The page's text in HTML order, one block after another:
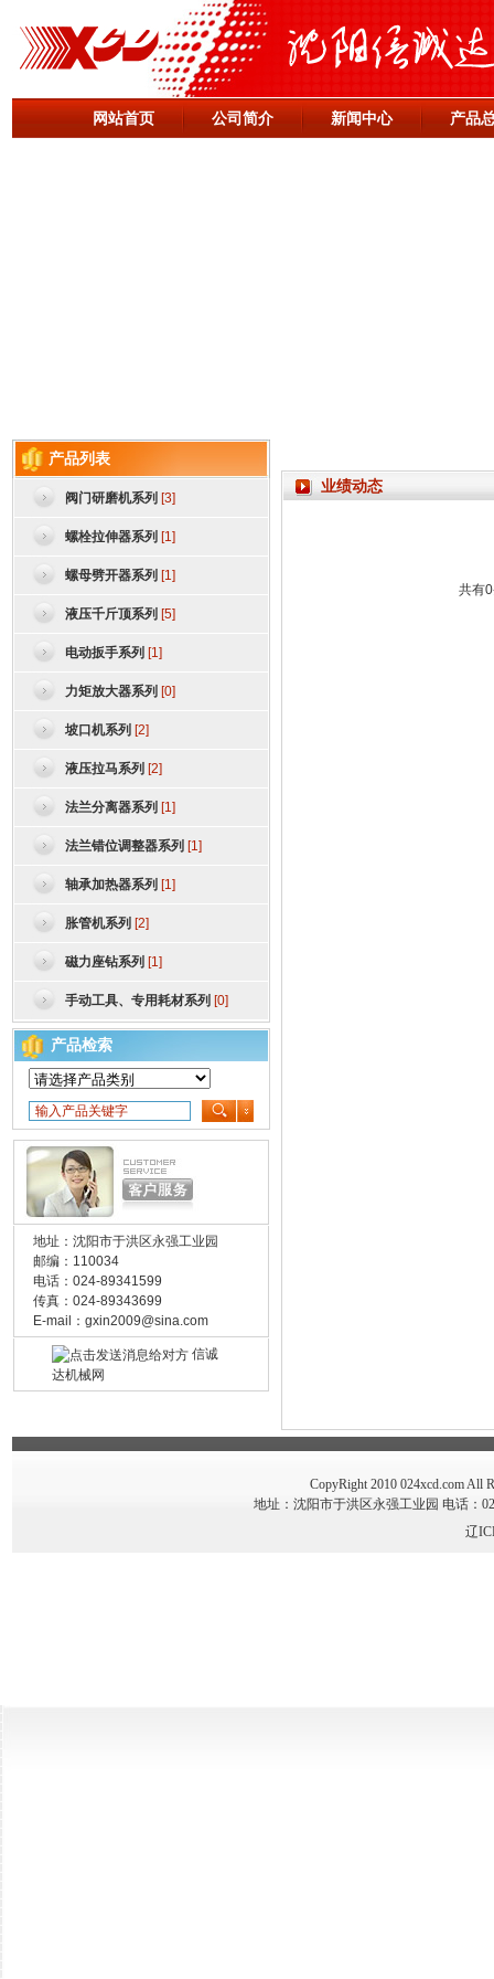
网站首页 公司简介 新闻中心 产品
产品列表
阀门研磨机系列 [3]
螺栓拉伸器系列 [1]
螺母劈开器系列 [1]
液压千斤顶系列 [5]
电动扳手系列 [1]
力矩放大器系列 [0]
坡口机系列 [2]
液压拉马系列 [2]
法兰分离器系列 [1]
法兰错位调整器系列 [1]
轴承加热器系列 [1]
胀管机系列 [2]
磁力座钻系列 [1]
手动工具、专用耗材系列 [0]
产品检索
地址：沈阳市于洪区永强工业园
邮编：110034
电话：024-89341599
传真：024-89343699
E-mail： gxin2009@sina.com
信诚
达机械网
业绩动态
共有
CopyRight 2010 024xcd.com All
地址：沈阳市于洪区永强工业园 电话：
辽